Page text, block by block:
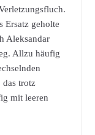
Ersatz geholte
Aleksandar
Allzu häufig
trotz
mit leeren